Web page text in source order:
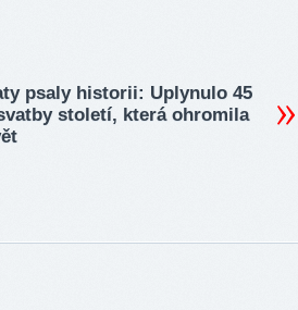
psaly historii: Uplynulo 45
století, která ohromila